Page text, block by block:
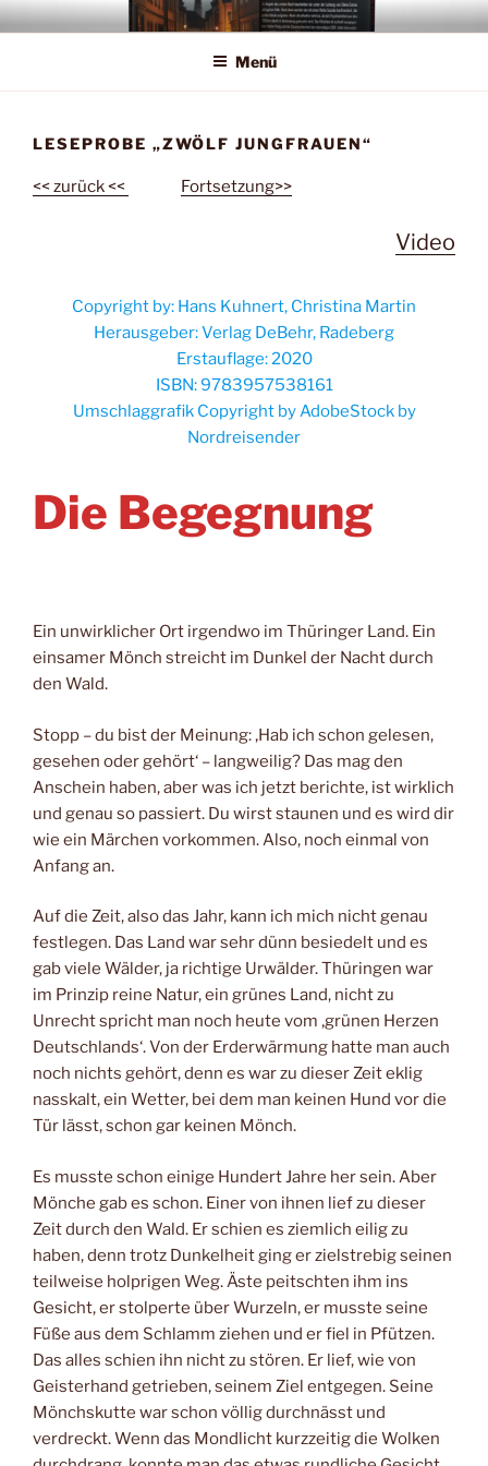
Zum
Inhalt
Menü
LESEPROBE „ZWÖLF JUNGFRAUEN“
<< zurück << Fortsetzung>>
Video
Copyright by: Hans Kuhnert, Christina Martin
Herausgeber: Verlag DeBehr, Radeberg
Erstauflage: 2020
ISBN: 9783957538161
Umschlaggrafik Copyright by AdobeStock by
Nordreisender
Die Begegnung
Ein unwirklicher Ort irgendwo im Thüringer Land. Ein
einsamer Mönch streicht im Dunkel der Nacht durch
den Wald.
Stopp – du bist der Meinung: ‚Hab ich schon gelesen,
gesehen oder gehört‘ – langweilig? Das mag den
Anschein haben, aber was ich jetzt berichte, ist wirklich
und genau so passiert. Du wirst staunen und es wird dir
wie ein Märchen vorkommen. Also, noch einmal von
Anfang an.
Auf die Zeit, also das Jahr, kann ich mich nicht genau
festlegen. Das Land war sehr dünn besiedelt und es
gab viele Wälder, ja richtige Urwälder. Thüringen war
im Prinzip reine Natur, ein grünes Land, nicht zu
Unrecht spricht man noch heute vom ‚grünen Herzen
Deutschlands‘. Von der Erderwärmung hatte man auch
noch nichts gehört, denn es war zu dieser Zeit eklig
nasskalt, ein Wetter, bei dem man keinen Hund vor die
Tür lässt, schon gar keinen Mönch.
Es musste schon einige Hundert Jahre her sein. Aber
Mönche gab es schon. Einer von ihnen lief zu dieser
Zeit durch den Wald. Er schien es ziemlich eilig zu
haben, denn trotz Dunkelheit ging er zielstrebig seinen
teilweise holprigen Weg. Äste peitschten ihm ins
Gesicht, er stolperte über Wurzeln, er musste seine
Füße aus dem Schlamm ziehen und er fiel in Pfützen.
Das alles schien ihn nicht zu stören. Er lief, wie von
Geisterhand getrieben, seinem Ziel entgegen. Seine
Mönchskutte war schon völlig durchnässt und
verdreckt. Wenn das Mondlicht kurzzeitig die Wolken